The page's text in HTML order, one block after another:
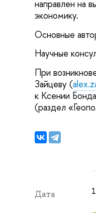
направлен на
экономику.
Основные
Научные
При
Зайцеву (
к Ксении
(раздел
Дата